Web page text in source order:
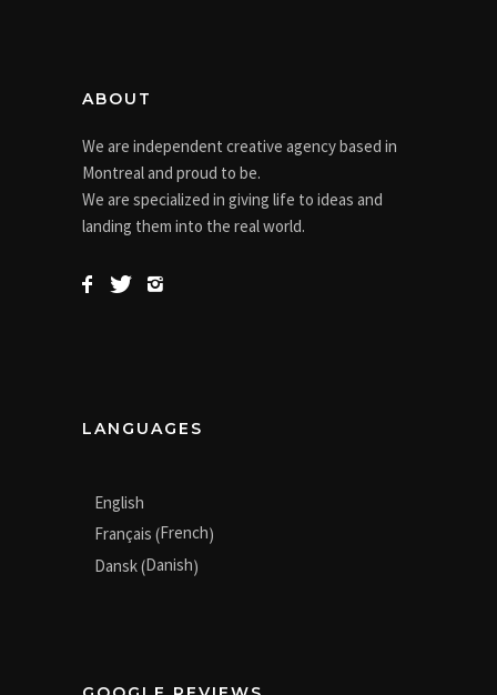
ABOUT
We are independent creative agency based in
Montreal and proud to be.
We are specialized in giving life to ideas and
landing them into the real world.
LANGUAGES
English
Français (French)
Dansk(Danish)